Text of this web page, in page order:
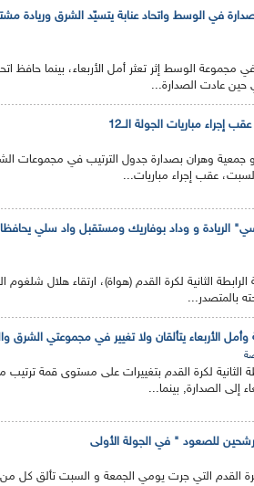
تلتحق بالصدارة في الوسط واتحاد عنابة يتسيّد الشرق وريادة
الوسط إثر تعثر أمل الأربعاء، بينما حافظ
عادت الصدارة...
إجراء مباريات الجولة الــ12
و جمعية وهران بصدارة جدول الترتيب في مجموعات
عقب إجراء مباريات...
الريادة و وداد بوفاريك ومستقبل واد سلي
الثانية لكرة القدم (هواة)، ارتقاء هلال شلغوم
بالمتصدر...
الثانية لكرة القدم بتغييرات على مستوى قمة ترتيب
إلى الصدارة, بينما...
المرشحين للصعود " في الجولة الأولى
لكرة القدم التي جرت يومي الجمعة و السبت تألق كل